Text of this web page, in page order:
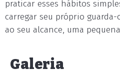
praticar esses hábitos
carregar seu próprio
ao seu alcance, uma
Galeria